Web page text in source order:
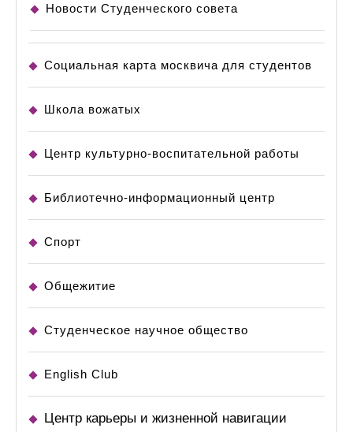
Новости Студенческого совета
Социальная карта москвича для студентов
Школа вожатых
Центр культурно-воспитательной работы
Библиотечно-информационный центр
Спорт
Общежитие
Студенческое научное общество
English Club
Центр карьеры и жизненной навигации